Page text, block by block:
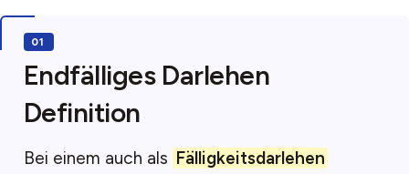
Endfälliges Darlehen
Definition
Bei einem auch als Fälligkeitsdarlehen